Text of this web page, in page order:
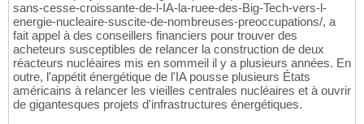
sans-cesse-croissante-de-l-IA-la-ruee-des-Big-Tech-vers-l-
energie-nucleaire-suscite-de-nombreuses-preoccupations/, a
fait appel à des conseillers financiers pour trouver des
acheteurs susceptibles de relancer la construction de deux
réacteurs nucléaires mis en sommeil il y a plusieurs années. En
outre, l'appétit énergétique de l'IA pousse plusieurs États
américains à relancer les vieilles centrales nucléaires et à ouvrir
de gigantesques projets d'infrastructures énergétiques.